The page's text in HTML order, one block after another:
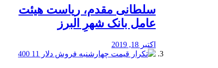
سلطانی مقدم، ریاست هیئت
عامل بانک شهرِ البرز
اکتبر 18, 2019